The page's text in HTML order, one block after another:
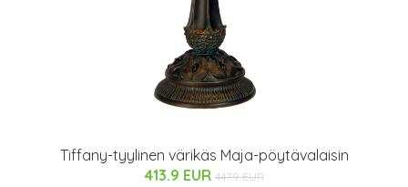
Tiffany-tyylinen värikäs Maja-pöytävalaisin
413.9 EUR 447.9 EUR